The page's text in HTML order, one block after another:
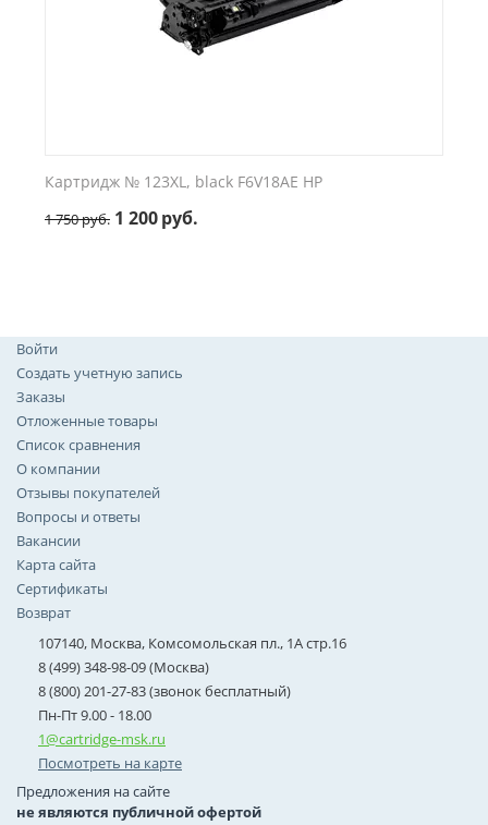
Картридж № 123XL, black F6V18AE HP
1 750руб. 1 200руб.
Войти
Создать учетную запись
Заказы
Отложенные товары
Список сравнения
О компании
Отзывы покупателей
Вопросы и ответы
Вакансии
Карта сайта
Сертификаты
Возврат
107140, Москва, Комсомольская пл., 1А стр.16
8 (499) 348-98-09 (Москва)
8 (800) 201-27-83 (звонок бесплатный)
Пн-Пт 9.00 - 18.00
1@cartridge-msk.ru
Посмотреть на карте
Предложения на сайте
не являются публичной офертой